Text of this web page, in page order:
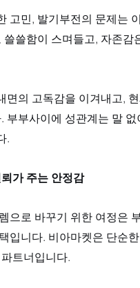
고민, 발기부전의 문제는
쓸함이 스며들고, 자존감
면의 고독감을 이겨내고,
부부사이에 성관계는 말
.
가 주는 안정감
으로 바꾸기 위한 여정은
입니다. 비아마켓은 단순
트너입니다.